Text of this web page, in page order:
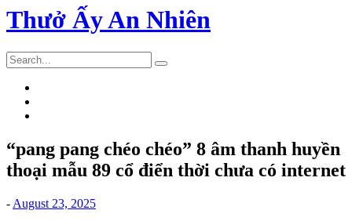
Thưở Ấy An Nhiên
Search
for:
“pang pang chéo chéo” 8 âm thanh huyền
thoại mẫu 89 cổ điển thời chưa có internet
- August 23, 2025